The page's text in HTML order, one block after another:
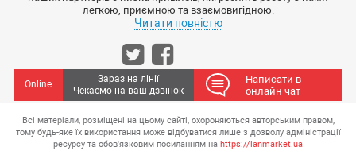
легкою, приємною та взаємовигідною.
Читати повністю
Online
Зараз на лінії
Чекаємо на ваш дзвінок
Написати в
онлайн чат
Всі матеріали, розміщені на цьому сайті, охороняються авторським правом,
тому будь-яке їх використання може відбуватися лише з дозволу адміністрації
ресурсу та обов'язковим посиланням на https://lanmarket.ua